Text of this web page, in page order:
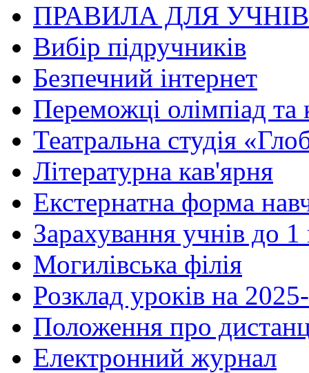
ПРАВИЛА ДЛЯ
Вибір підручників
Безпечний інтернет
Переможці олімпіад та
Театральна студія
Літературна кав'ярня
Екстернатна форма
Зарахування учнів до 1
Могилівська філія
Розклад уроків на
Положення про
Електронний журнал